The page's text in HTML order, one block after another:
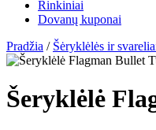
Rinkiniai
Dovanų kuponai
Pradžia / Šėryklėlės ir
Šeryklėlė